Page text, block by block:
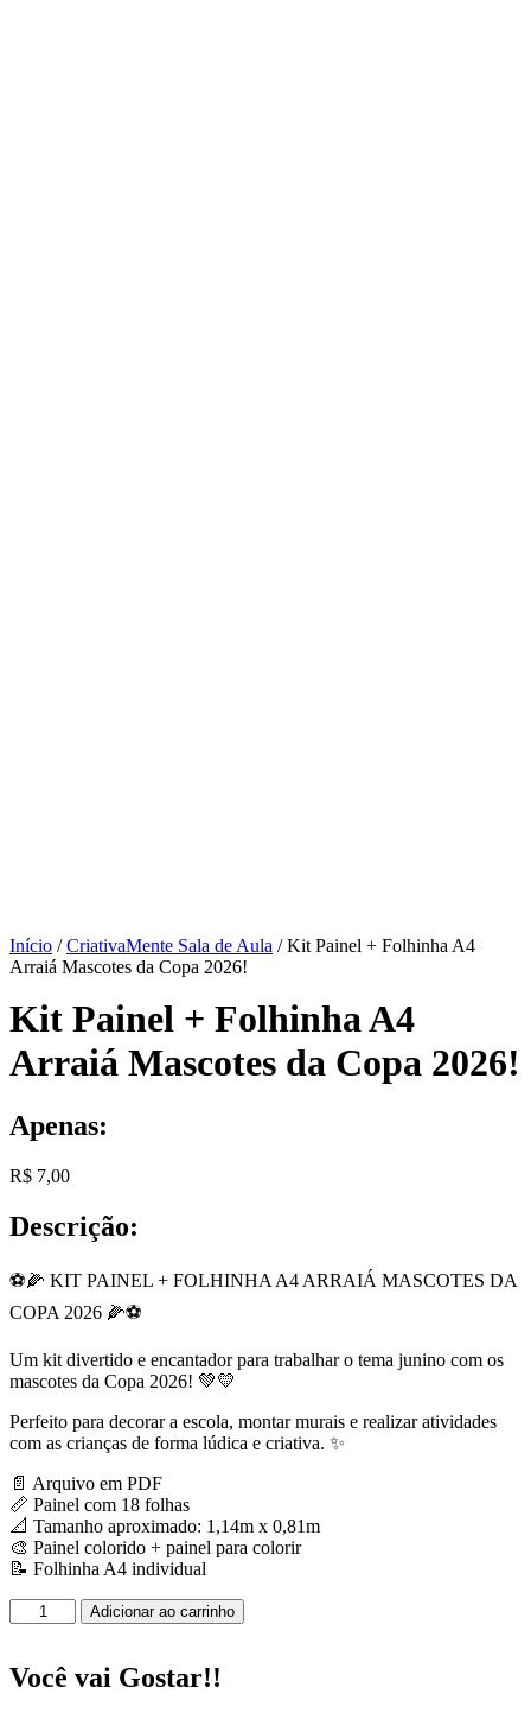
Início /CriativaMente Sala de Aula / Kit Painel + Folhinha A4
Arraiá Mascotes da Copa 2026!
Kit Painel + Folhinha A4
Arraiá Mascotes da Copa 2026!
Apenas:
R$ 7,00
Descrição:
⚽🌽 KIT PAINEL + FOLHINHA A4 ARRAIÁ MASCOTES DA
COPA 2026 🌽⚽
Um kit divertido e encantador para trabalhar o tema junino com os
mascotes da Copa 2026! 💚💛
Perfeito para decorar a escola, montar murais e realizar atividades
com as crianças de forma lúdica e criativa. ✨
📄 Arquivo em PDF
📏 Painel com 18 folhas
📐 Tamanho aproximado: 1,14m x 0,81m
🎨 Painel colorido + painel para colorir
📝 Folhinha A4 individual
Painel
Folhinha
A4
Adicionar ao carrinho
Você vai Gostar!!